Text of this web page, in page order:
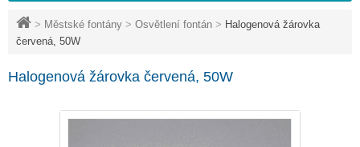
> Městské fontány > Osvětlení fontán > Halogenová žárovka
červená, 50W
Halogenová žárovka červená, 50W